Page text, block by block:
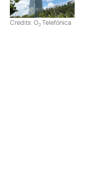
Credits: O2Telefónica